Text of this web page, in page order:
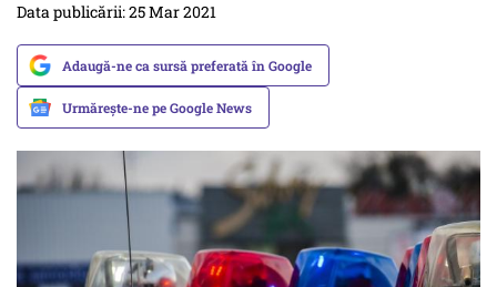
Data publicării: 25 Mar 2021
Adaugă-ne ca sursă preferată în Google
Urmărește-ne pe Google News